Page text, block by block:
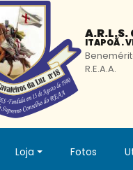
A.R.L.S.
ITAPOÃ .
R.E.A.A.
Loja Fotos